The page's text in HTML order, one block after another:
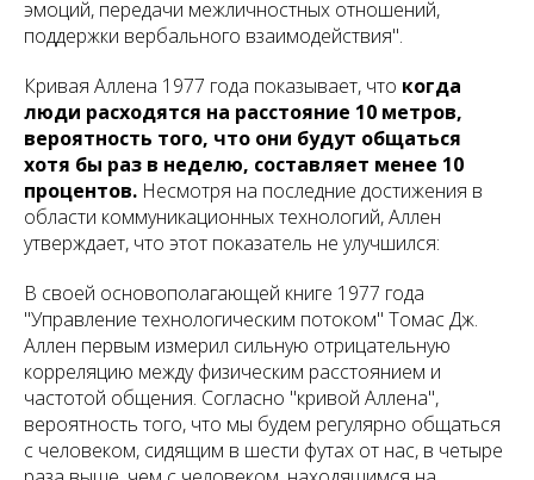
эмоций, передачи межличностных отношений,
поддержки вербального взаимодействия".
Кривая Аллена 1977 года показывает, что когда
люди расходятся на расстояние 10 метров,
вероятность того, что они будут общаться
хотя бы раз в неделю, составляет менее 10
процентов. Несмотря на последние достижения в
области коммуникационных технологий, Аллен
утверждает, что этот показатель не улучшился:
В своей основополагающей книге 1977 года
"Управление технологическим потоком" Томас Дж.
Аллен первым измерил сильную отрицательную
корреляцию между физическим расстоянием и
частотой общения. Согласно "кривой Аллена",
вероятность того, что мы будем регулярно общаться
с человеком, сидящим в шести футах от нас, в четыре